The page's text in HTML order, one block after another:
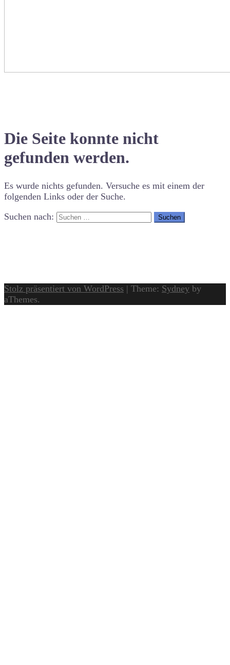
Die Seite konnte nicht
gefunden werden.
Es wurde nichts gefunden. Versuche es mit einem der
folgenden Links oder der Suche.
Suchen nach:
Stolz präsentiert von WordPress | Theme: Sydney by
aThemes.